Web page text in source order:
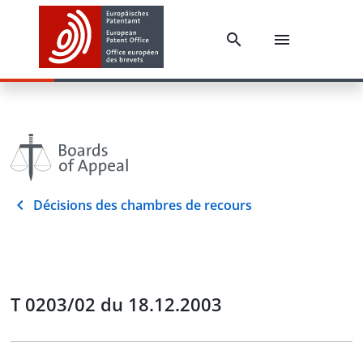
Décisions des chambres de recours
T 0203/02 du 18.12.2003